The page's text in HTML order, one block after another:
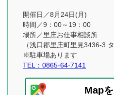
開催日／8月24日(月)
時間／9：00～19：00
場所／里庄お仕事相談所
（浅口郡里庄町里見3436-3
※駐車場あります
TEL：0865-64-7141
Map